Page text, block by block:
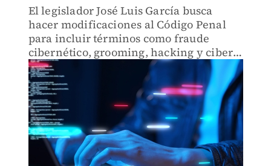
El legislador José Luis García busca
hacer modificaciones al Código Penal
para incluir términos como fraude
cibernético, grooming, hacking y ciber
asedio.